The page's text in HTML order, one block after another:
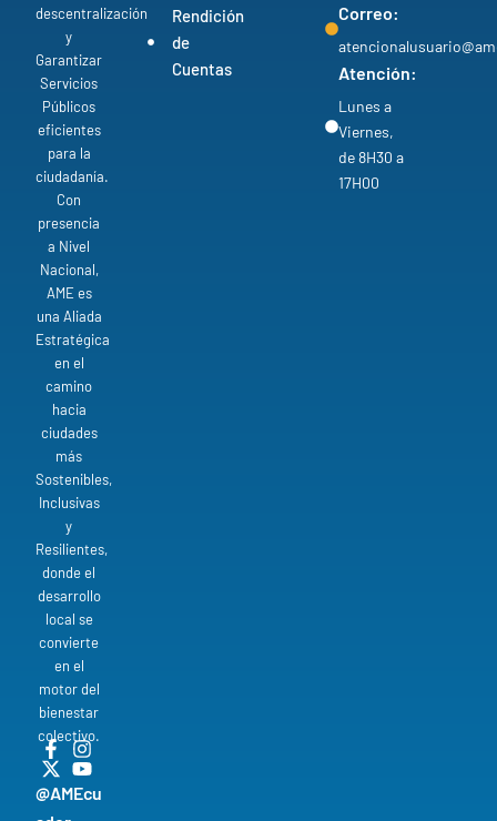
descentralización
y
Garantizar
Servicios
Públicos
eficientes
para la
ciudadanía.
Con
presencia
a Nivel
Nacional,
AME es
una Aliada
Estratégica
en el
camino
hacia
ciudades
más
Sostenibles,
Inclusivas
y
Resilientes,
donde el
desarrollo
local se
convierte
en el
motor del
bienestar
colectivo.
@AMEcu
Rendición
de
Cuentas
Correo:
Atención:
Lunes a
Viernes,
de 8H30 a
17H00